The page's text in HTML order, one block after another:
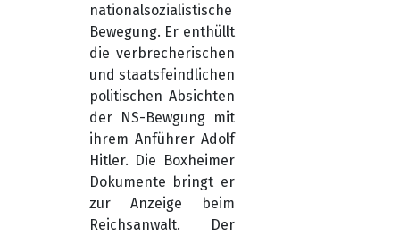
nationalsozialistische
Bewegung. Er enthüllt
die verbrecherischen
und staatsfeindlichen
politischen Absichten
der NS-Bewgung mit
ihrem Anführer Adolf
Hitler. Die Boxheimer
Dokumente bringt er
zur Anzeige beim
Reichsanwalt. Der